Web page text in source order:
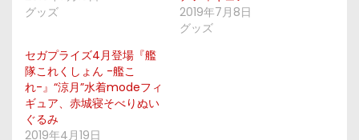
グッズ
2019年7月8日
グッズ
セガプライズ4月登場『艦
隊これくしょん -艦こ
れ-』“涼月”水着modeフィ
ギュア、赤城寝そべりぬい
ぐるみ
2019年4月19日